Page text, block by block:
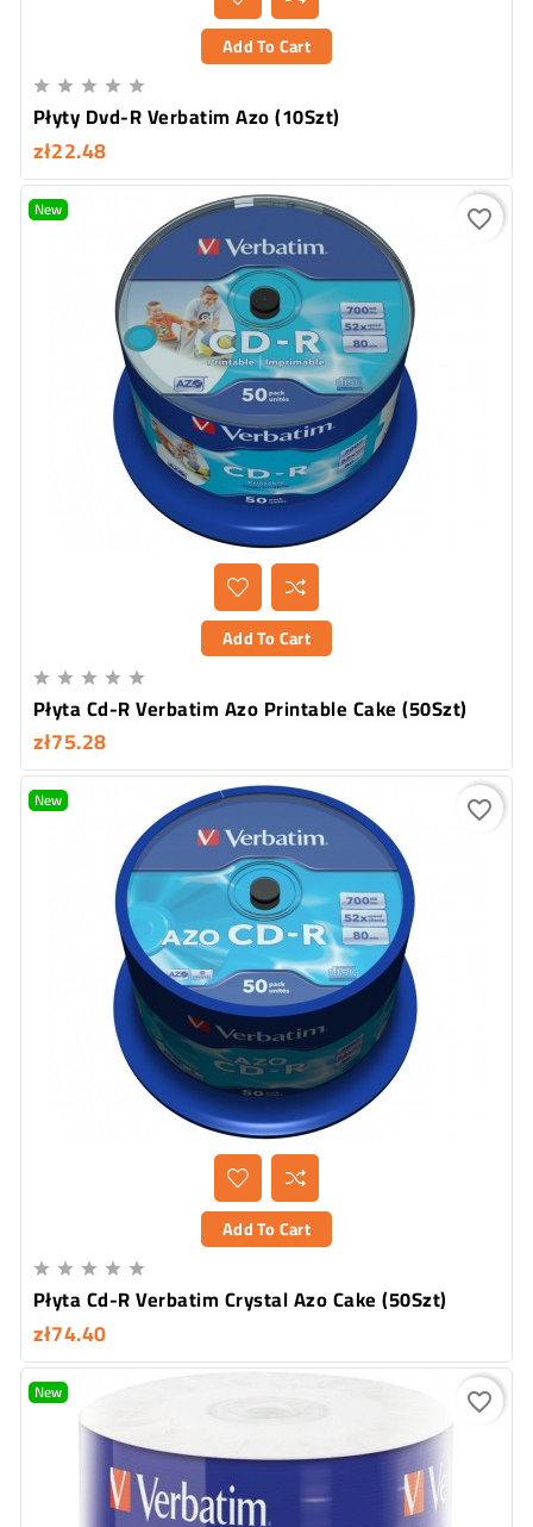
Add To Cart
    
Płyty Dvd-R Verbatim Azo (10Szt)
zł22.48
New
Add To Cart
    
Płyta Cd-R Verbatim Azo Printable Cake (50Szt)
zł75.28
favorite_border
New
Add To Cart
    
Płyta Cd-R Verbatim Crystal Azo Cake (50Szt)
zł74.40
favorite_border
New favorite_border